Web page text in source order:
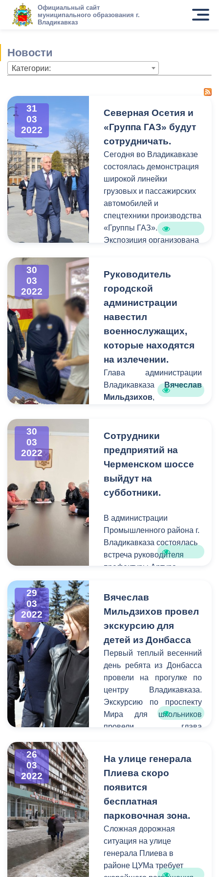
Официальный сайт
муниципального образования г.
Владикавказ
Новости
Категории:
31
03
2022
Северная Осетия и
«Группа ГАЗ» будут
сотрудничать.
Сегодня во Владикавказе
состоялась демонстрация
широкой линейки
грузовых и пассажирских
автомобилей и
спецтехники производства
«Группы ГАЗ».
Экспозиция организована
компания реализует с
2020 года.
30
03
2022
Руководитель
городской
администрации
навестил
военнослужащих,
которые находятся
на излечении.
Глава администрации
ВладикавказаВячеслав
Мильдзихов,
Руслан Персаев
заместитель префекта
посетили 412-й военный
госпиталь Министерства
обороны Российской
курс лечения бойцы
российской армии.
30
03
2022
Сотрудники
предприятий на
Черменском шоссе
выйдут на
субботники.
В администрации
Промышленного района г.
Владикавказа состоялась
встреча руководителя
префектуры Артура
находящихся на
Черменском шоссе.
Основной вопрос
повестки дня - санитарное
состояние прилегающих к
организациям территорий.
29
03
2022
Вячеслав
Мильдзихов провел
экскурсию для
детей из Донбасса
Первый теплый весенний
день ребята из Донбасса
провели на прогулке по
центру Владикавказа.
Экскурсию по проспекту
Мира для школьников
провели глава
вместе с
профессиональным гидом
Эльдаром Султановым.
Юным слушателям
рассказали об истории
города, знаменитых
Северной Осетии.
26
03
2022
На улице генерала
Плиева скоро
появится
бесплатная
парковочная зона.
Сложная дорожная
ситуация на улице
генерала Плиева в
районе ЦУМа требует